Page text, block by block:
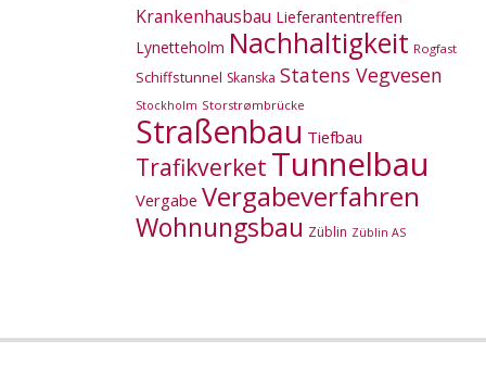
Krankenhausbau Lieferantentreffen
Lynetteholm Nachhaltigkeit Rogfast
Schiffstunnel Skanska Statens Vegvesen
Stockholm Storstrømbrücke
Straßenbau Tiefbau
Trafikverket Tunnelbau
Vergabe Vergabeverfahren
Wohnungsbau Züblin Züblin AS